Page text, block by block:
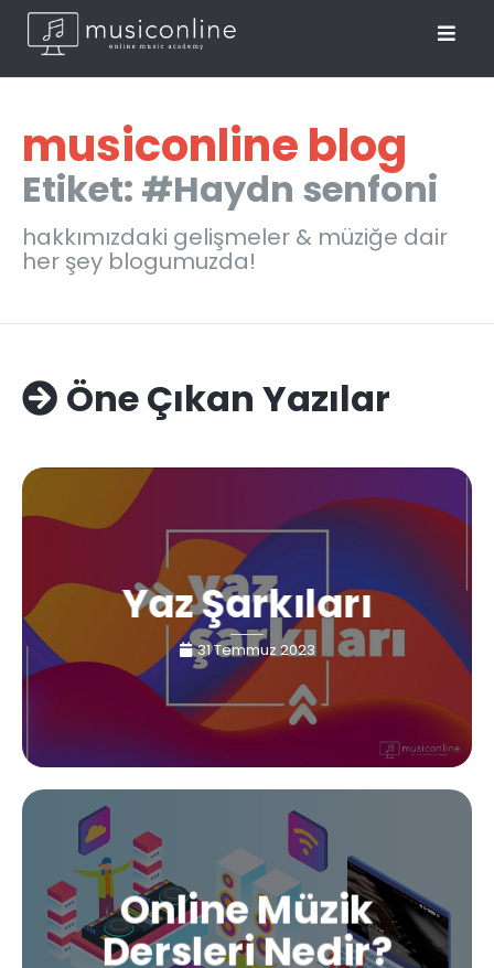
musiconline blog
Etiket: #Haydn senfoni
hakkımızdaki gelişmeler & müziğe dair
her şey blogumuzda!
Öne Çıkan Yazılar
Yaz Şarkıları
31 Temmuz 2023
Online Müzik
Dersleri Nedir?